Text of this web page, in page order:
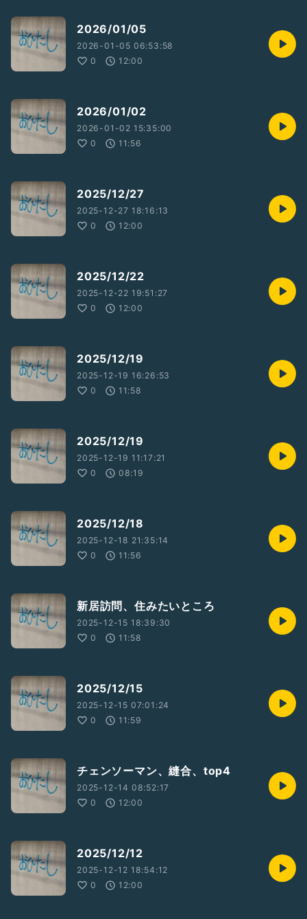
2026/01/05
2026-01-05 06:53:58
0
12:00
2026/01/02
2026-01-02 15:35:00
0
11:56
2025/12/27
2025-12-27 18:16:13
0
12:00
2025/12/22
2025-12-22 19:51:27
0
12:00
2025/12/19
2025-12-19 16:26:53
0
11:58
2025/12/19
2025-12-19 11:17:21
0
08:19
2025/12/18
2025-12-18 21:35:14
0
11:56
新居訪問、住みたいところ
2025-12-15 18:39:30
0
11:58
2025/12/15
2025-12-15 07:01:24
0
11:59
チェンソーマン、縫合、top4
2025-12-14 08:52:17
0
12:00
2025/12/12
2025-12-12 18:54:12
0
12:00